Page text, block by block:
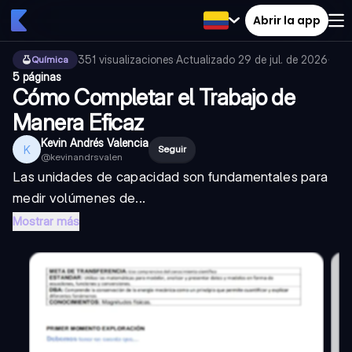
Abrir la app
Química 351 visualizaciones·Actualizado 29 de jul. de 2026·
5 páginas
Cómo Completar el Trabajo de
Manera Eficaz
K Kevin Andrés Valencia
@kevinandrsvalen
Seguir
Las unidades de capacidad son fundamentales para
medir volúmenes de...
Mostrar más